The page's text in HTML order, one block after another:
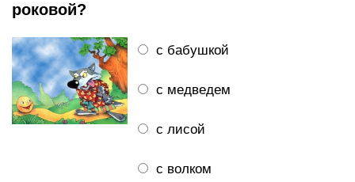
роковой?
с бабушкой
с медведем
с лисой
с волком